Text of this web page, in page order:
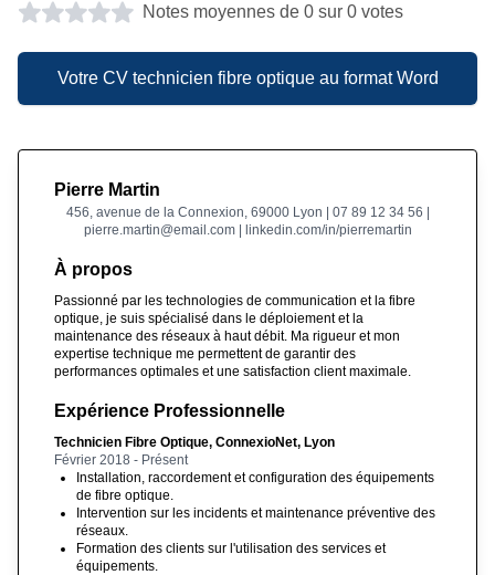
Notes moyennes de 0 sur 0 votes
Votre CV technicien fibre optique au format Word
Pierre Martin
456, avenue de la Connexion, 69000 Lyon | 07 89 12 34 56 |
pierre.martin@email.com | linkedin.com/in/pierremartin
À propos
Passionné par les technologies de communication et la fibre
optique, je suis spécialisé dans le déploiement et la
maintenance des réseaux à haut débit. Ma rigueur et mon
expertise technique me permettent de garantir des
performances optimales et une satisfaction client maximale.
Expérience Professionnelle
Technicien Fibre Optique, ConnexioNet, Lyon
Février 2018 - Présent
Installation, raccordement et configuration des équipements
de fibre optique.
Intervention sur les incidents et maintenance préventive des
réseaux.
Formation des clients sur l'utilisation des services et
équipements.